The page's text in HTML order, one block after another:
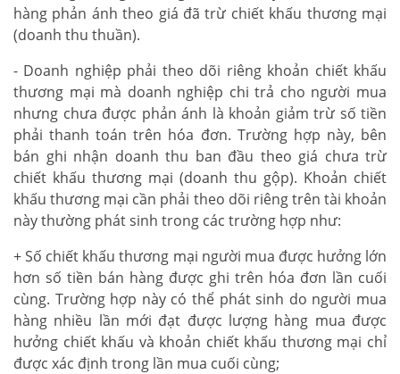
hàng phản ánh theo giá đã trừ chiết khấu thương mại
(doanh thu thuần).
- Doanh nghiệp phải theo dõi riêng khoản chiết khấu
thương mại mà doanh nghiệp chi trả cho người mua
nhưng chưa được phản ánh là khoản giảm trừ số tiền
phải thanh toán trên hóa đơn. Trường hợp này, bên
bán ghi nhận doanh thu ban đầu theo giá chưa trừ
chiết khấu thương mại (doanh thu gộp). Khoản chiết
khấu thương mại cần phải theo dõi riêng trên tài khoản
này thường phát sinh trong các trường hợp như:
+ Số chiết khấu thương mại người mua được hưởng lớn
hơn số tiền bán hàng được ghi trên hóa đơn lần cuối
cùng. Trường hợp này có thể phát sinh do người mua
hàng nhiều lần mới đạt được lượng hàng mua được
hưởng chiết khấu và khoản chiết khấu thương mại chỉ
được xác định trong lần mua cuối cùng;